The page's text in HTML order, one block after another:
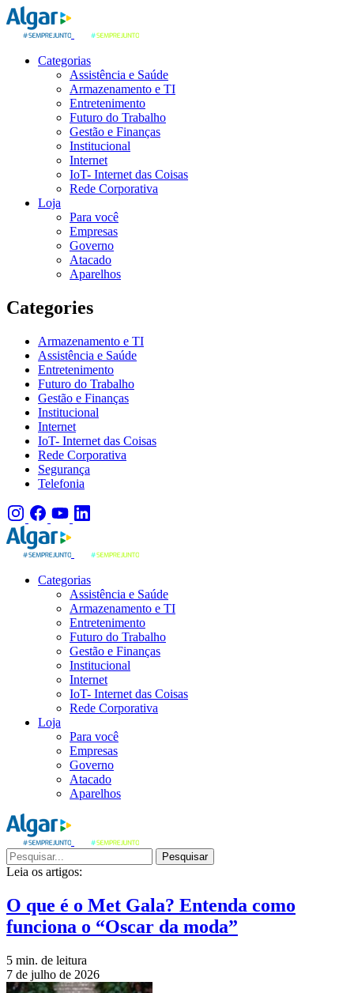
Categorias
Assistência e Saúde
Armazenamento e TI
Entretenimento
Futuro do Trabalho
Gestão e Finanças
Institucional
Internet
IoT- Internet das Coisas
Rede Corporativa
Loja
Para você
Empresas
Governo
Atacado
Aparelhos
Categories
Armazenamento e TI
Assistência e Saúde
Entretenimento
Futuro do Trabalho
Gestão e Finanças
Institucional
Internet
IoT- Internet das Coisas
Rede Corporativa
Segurança
Telefonia
Categorias
Assistência e Saúde
Armazenamento e TI
Entretenimento
Futuro do Trabalho
Gestão e Finanças
Institucional
Internet
IoT- Internet das Coisas
Rede Corporativa
Loja
Para você
Empresas
Governo
Atacado
Aparelhos
Pesquisar
Leia os artigos:
O que é o Met Gala? Entenda como
funciona o “Oscar da moda”
5 min. de leitura
7 de julho de 2026